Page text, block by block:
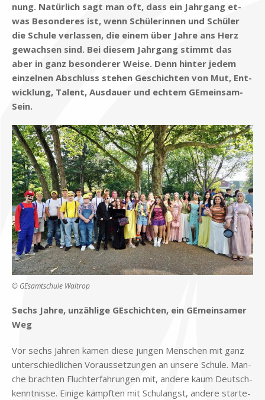
nung. Na­tür­lich sagt man oft, dass ein Jahr­gang et­
was Be­son­de­res ist, wenn Schü­le­rin­nen und Schü­ler
die Schu­le ver­las­sen, die ei­nem über Jah­re ans Herz
ge­wach­sen sind. Bei die­sem Jahr­gang stimmt das
aber in ganz be­son­de­rer Wei­se. Denn hin­ter je­dem
ein­zel­nen Ab­schluss ste­hen Ge­schich­ten von Mut, Ent­
wick­lung, Ta­lent, Aus­dau­er und ech­tem GE­mein­sam-
Sein.
© GE­samt­schu­le Wal­trop
Sechs Jah­re, un­zäh­li­ge GE­schich­ten, ein GE­mein­sa­mer
Weg
Vor sechs Jah­ren ka­men die­se jun­gen Men­schen mit ganz
un­ter­schied­li­chen Vor­aus­set­zun­gen an un­se­re Schu­le. Man­
che brach­ten Flucht­er­fah­run­gen mit, an­de­re kaum Deutsch­
kennt­nis­se. Ei­ni­ge kämpf­ten mit Schul­angst, an­de­re star­te­